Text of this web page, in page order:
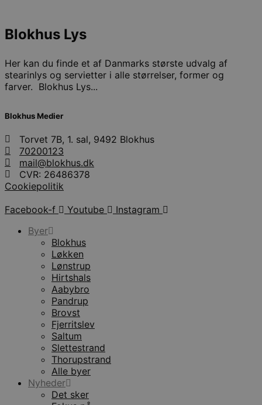
Blokhus Lys
Her kan du finde et af Danmarks største udvalg af
stearinlys og servietter i alle størrelser, former og
farver. Blokhus Lys...
Blokhus Medier
Torvet 7B, 1. sal, 9492 Blokhus
70200123
mail@blokhus.dk
CVR: 26486378
Cookiepolitik
Facebook-f
Youtube
Instagram
Byer
Blokhus
Løkken
Lønstrup
Hirtshals
Aabybro
Pandrup
Brovst
Fjerritslev
Saltum
Slettestrand
Thorupstrand
Alle byer
Nyheder
Det sker